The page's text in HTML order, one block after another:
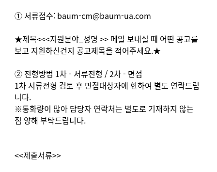
① 서류접수: baum-cm@baum-ua.com
★제목<<<지원분야_성명 >> 메일 보내실 때 어떤 공고를
보고 지원하신건지 공고제목을 적어주세요.★
② 전형방법 1차 - 서류전형 / 2차 - 면접
1차 서류전형 검토 후 면접대상자에 한하여 별도 연락드립
니다.
※통화량이 많아 담당자 연락처는 별도로 기재하지 않는
점 양해 부탁드립니다.
<<제출서류>>